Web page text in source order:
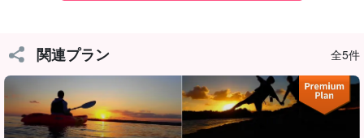
関連プラン 全5件